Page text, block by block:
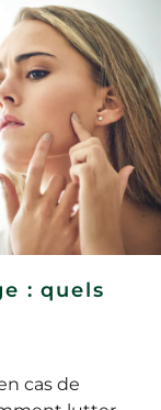
: quels
cas de